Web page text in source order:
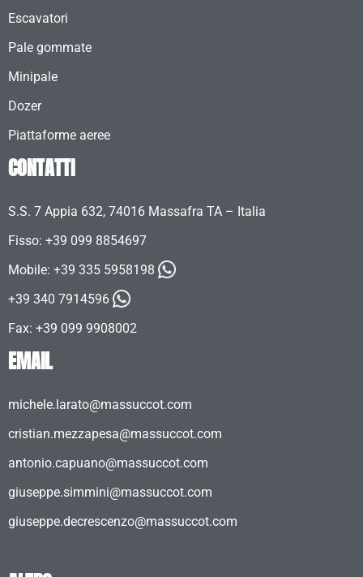
Escavatori
Pale gommate
Minipale
Dozer
Piattaforme aeree
CONTATTI
S.S. 7 Appia 632, 74016 Massafra TA – Italia
Fisso: +39 099 8854697
Mobile: +39 335 5958198
+39 340 7914596
Fax: +39 099 9908002
EMAIL
michele.larato@massuccot.com
cristian.mezzapesa@massuccot.com
antonio.capuano@massuccot.com
giuseppe.simmini@massuccot.com
giuseppe.decrescenzo@massuccot.com